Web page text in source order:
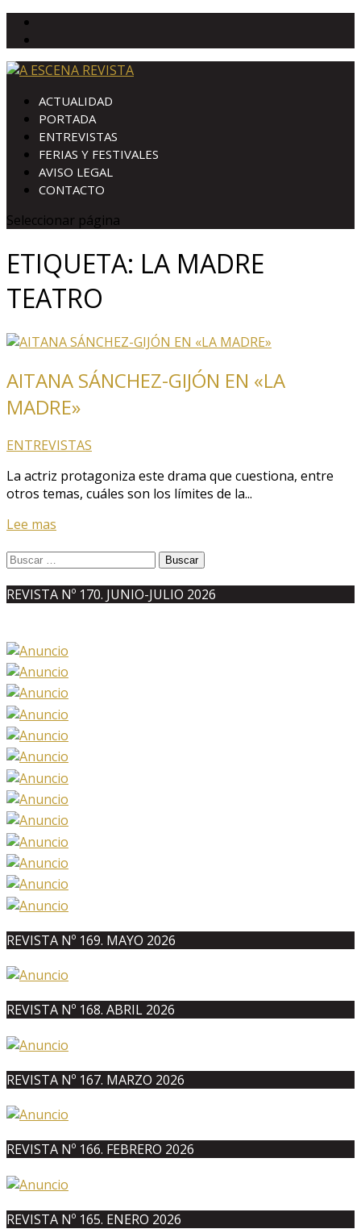
ACTUALIDAD
PORTADA
ENTREVISTAS
FERIAS Y FESTIVALES
AVISO LEGAL
CONTACTO
Seleccionar página
ETIQUETA: LA MADRE
TEATRO
AITANA SÁNCHEZ-GIJÓN EN «LA
MADRE»
ENTREVISTAS
La actriz protagoniza este drama que cuestiona, entre
otros temas, cuáles son los límites de la...
Lee mas
Buscar:
REVISTA Nº 170. JUNIO-JULIO 2026
REVISTA Nº 169. MAYO 2026
REVISTA Nº 168. ABRIL 2026
REVISTA Nº 167. MARZO 2026
REVISTA Nº 166. FEBRERO 2026
REVISTA Nº 165. ENERO 2026